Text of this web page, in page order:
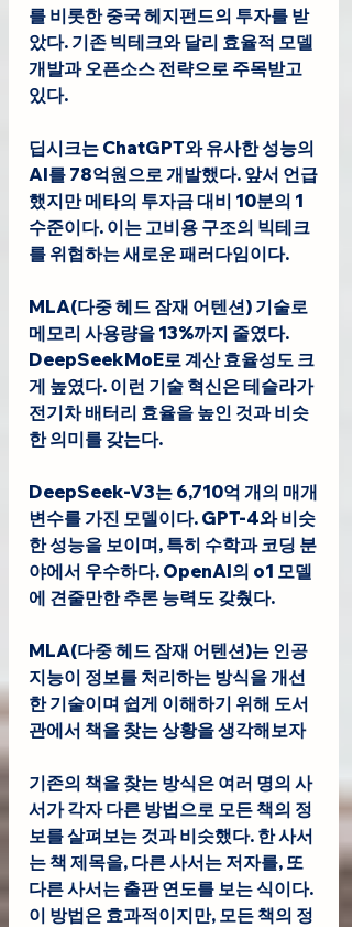
를 비롯한 중국 헤지펀드의 투자를 받
았다. 기존 빅테크와 달리 효율적 모델
개발과 오픈소스 전략으로 주목받고
있다.
딥시크는 ChatGPT와 유사한 성능의
AI를 78억원으로 개발했다. 앞서 언급
했지만 메타의 투자금 대비 10분의 1
수준이다. 이는 고비용 구조의 빅테크
를 위협하는 새로운 패러다임이다.
MLA(다중 헤드 잠재 어텐션) 기술로
메모리 사용량을 13%까지 줄였다.
DeepSeekMoE로 계산 효율성도 크
게 높였다. 이런 기술 혁신은 테슬라가
전기차 배터리 효율을 높인 것과 비슷
한 의미를 갖는다.
DeepSeek-V3는 6,710억 개의 매개
변수를 가진 모델이다. GPT-4와 비슷
한 성능을 보이며, 특히 수학과 코딩 분
야에서 우수하다. OpenAI의 o1 모델
에 견줄만한 추론 능력도 갖췄다.
MLA(다중 헤드 잠재 어텐션)는 인공
지능이 정보를 처리하는 방식을 개선
한 기술이며 쉽게 이해하기 위해 도서
관에서 책을 찾는 상황을 생각해보자
기존의 책을 찾는 방식은 여러 명의 사
서가 각자 다른 방법으로 모든 책의 정
보를 살펴보는 것과 비슷했다. 한 사서
는 책 제목을, 다른 사서는 저자를, 또
다른 사서는 출판 연도를 보는 식이다.
이 방법은 효과적이지만, 모든 책의 정